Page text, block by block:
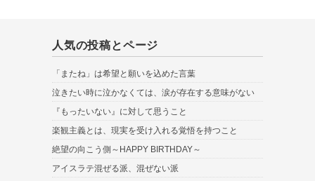
人気の投稿とページ
「またね」は希望と願いを込めた言葉
泣きたい時に泣かなくては、涙が存在する意味がない
『もったいない』に対して思うこと
楽観主義とは、現実を受け入れる覚悟を持つこと
絶望の向こう側～HAPPY BIRTHDAY～
アイスラテ混ぜる派、混ぜない派